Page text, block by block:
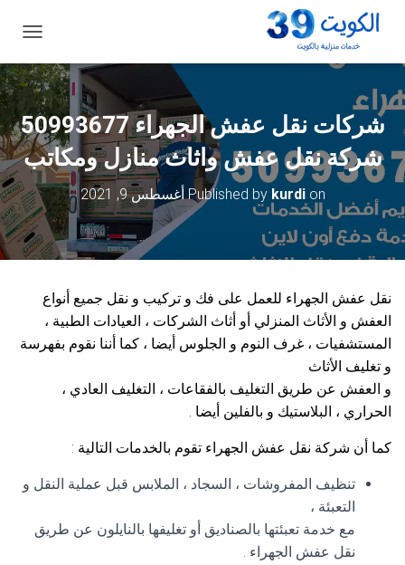
ب
د
ي
ل
ا
ل
ت
ق
ل
شركات نقل عفش الجهراء 50993677
شركة نقل عفش واثاث منازل ومكاتب
Published by kurdion أغسطس 9, 2021
نقل عفش الجهراء للعمل على فك و تركيب و نقل جميع أنواع
العفش و الأثاث المنزلي أو أثاث الشركات ، العيادات الطبية ،
المستشفيات ، غرف النوم و الجلوس أيضا ، كما أننا نقوم بفهرسة
و تغليف الأثاث
و العفش عن طريق التغليف بالفقاعات ، التغليف العادي ،
الحراري ، البلاستيك و بالفلين أيضا .
كما أن شركة نقل عفش الجهراء تقوم بالخدمات التالية :
تنظيف المفروشات ، السجاد ، الملابس قبل عملية النقل و
التعبئة ،
مع خدمة تعبئتها بالصناديق أو تغليفها بالنايلون عن طريق
نقل عفش الجهراء .